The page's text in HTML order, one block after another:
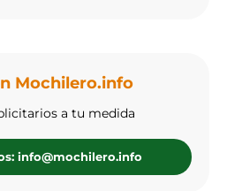
Mochilero.info
a tu medida
info@mochilero.info